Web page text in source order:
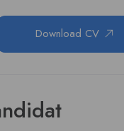
Download CV